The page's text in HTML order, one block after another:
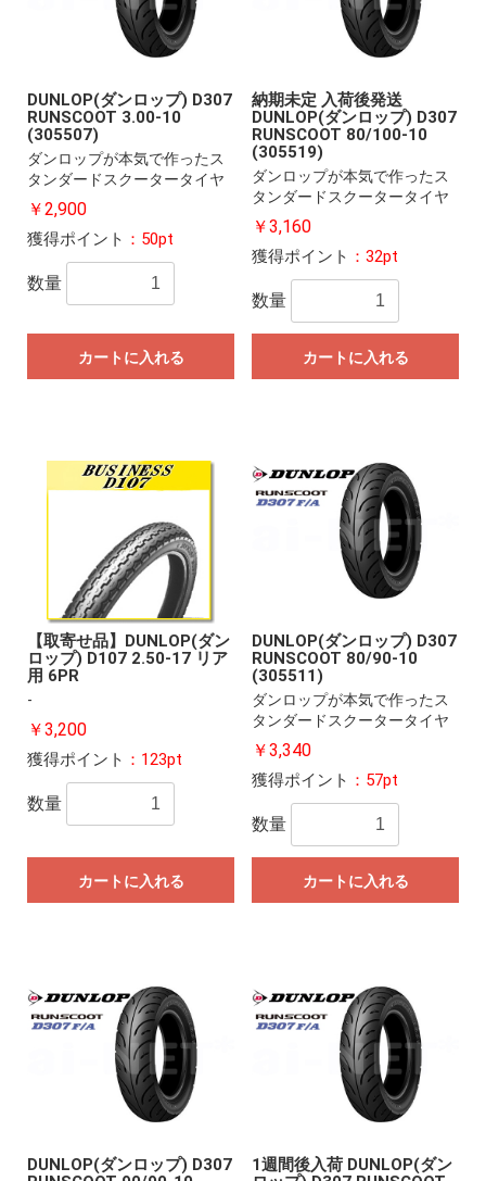
DUNLOP(ダンロップ) D307
RUNSCOOT 3.00-10
(305507)
ダンロップが本気で作ったス
タンダードスクータータイヤ
￥2,900
獲得ポイント ：50pt
数量
カートに入れる
納期未定 入荷後発送
DUNLOP(ダンロップ) D307
RUNSCOOT 80/100-10
(305519)
ダンロップが本気で作ったス
タンダードスクータータイヤ
￥3,160
獲得ポイント ：32pt
数量
カートに入れる
【取寄せ品】DUNLOP(ダン
ロップ) D107 2.50-17 リア
用 6PR
-
￥3,200
獲得ポイント ：123pt
数量
カートに入れる
DUNLOP(ダンロップ) D307
RUNSCOOT 80/90-10
(305511)
ダンロップが本気で作ったス
タンダードスクータータイヤ
￥3,340
獲得ポイント ：57pt
数量
カートに入れる
DUNLOP(ダンロップ) D307
1週間後入荷 DUNLOP(ダン